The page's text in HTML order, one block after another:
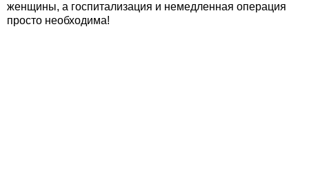
женщины, а госпитализация и немедленная операция
просто необходима!